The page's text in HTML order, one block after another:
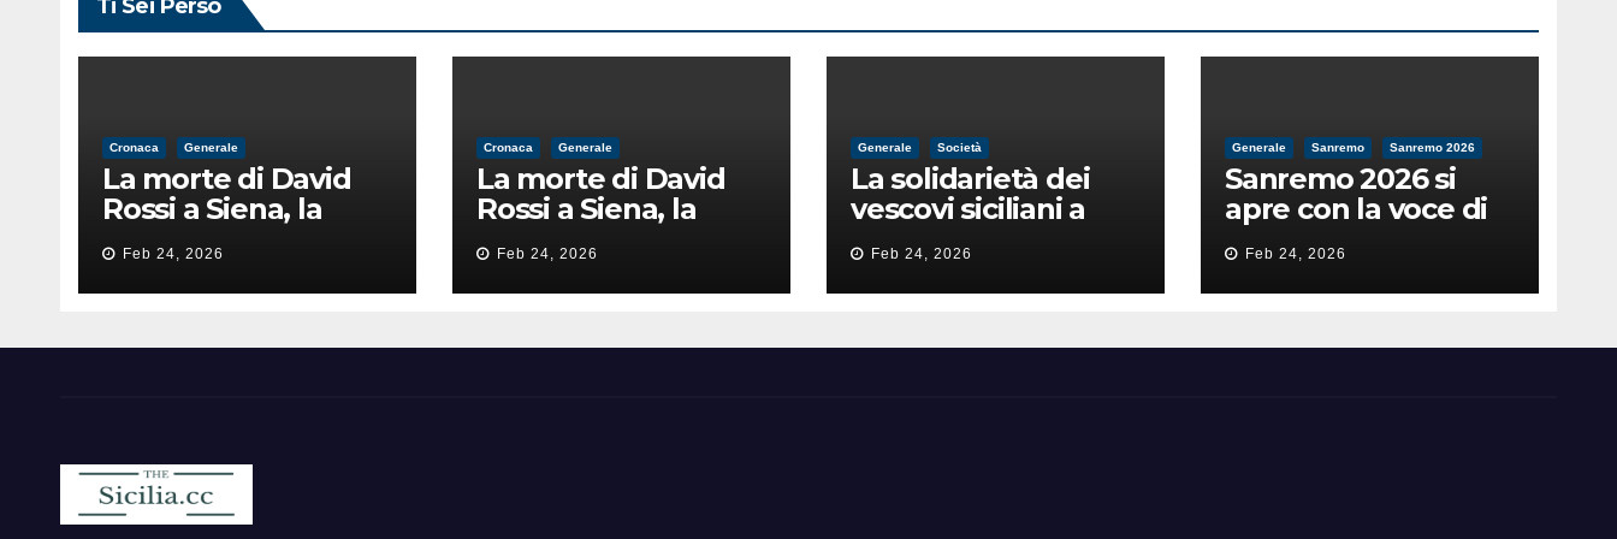
Ti Sei Perso
Cronaca Generale
La morte di David
Rossi a Siena, la
perizia lancia la
pista di
un’intimidazione
Feb 24, 2026
Cronaca Generale
La morte di David
Rossi a Siena, la
perizia lancia la
pista di
un’intimidazione
Feb 24, 2026
Generale Società
La solidarietà dei
vescovi siciliani a
Lorefice: «Ha difeso
il valore e la dignità
dell’umanità»
Feb 24, 2026
Generale Sanremo Sanremo 2026
Sanremo 2026 si
apre con la voce di
Pippo Baudo
Feb 24, 2026